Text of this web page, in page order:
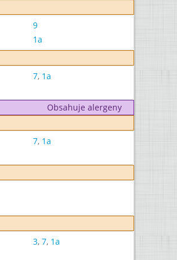
9
1a
7, 1a
Obsahuje alergeny
7, 1a
3, 7, 1a